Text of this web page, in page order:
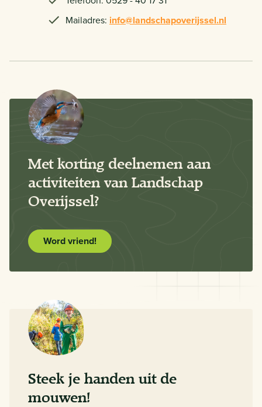
Mailadres: info@landschapoverijssel.nl
Met korting deelnemen aan
activiteiten van Landschap
Overijssel?
Word vriend!
Steek je handen uit de
mouwen!